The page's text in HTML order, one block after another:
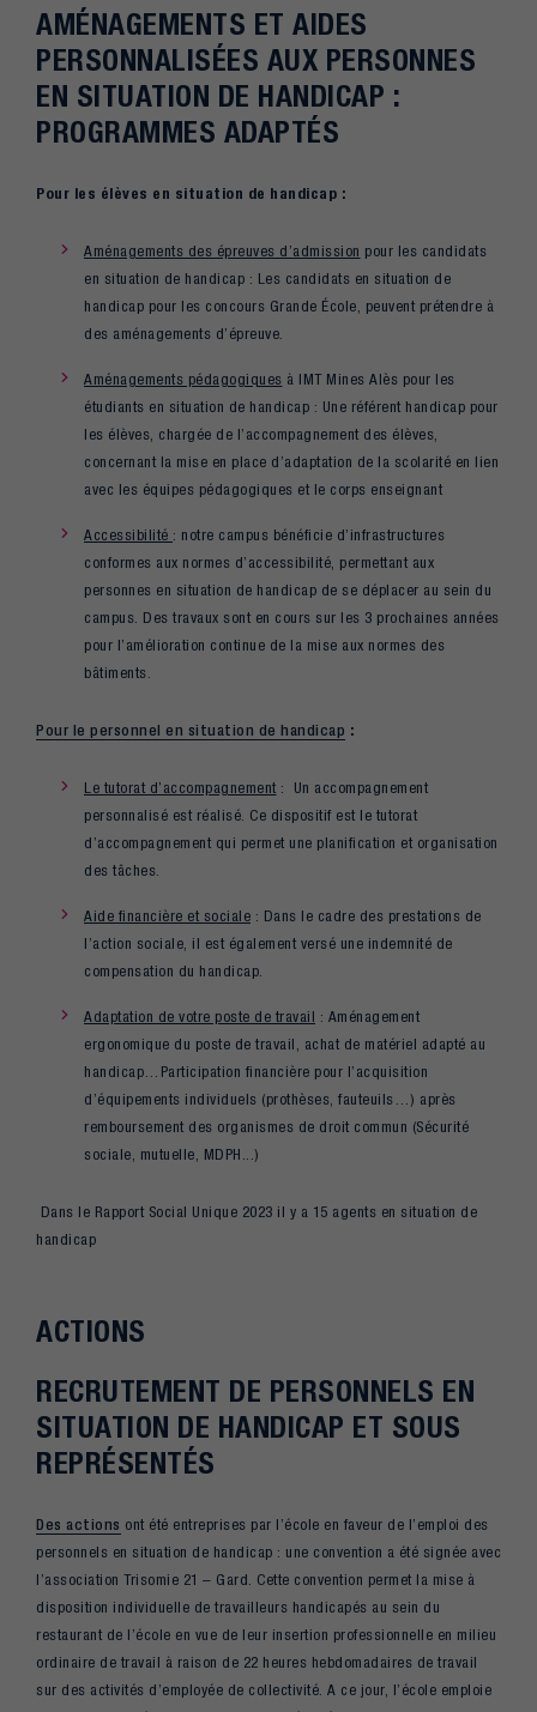
AMÉNAGEMENTS ET AIDES
PERSONNALISÉES AUX PERSONNES
EN SITUATION DE HANDICAP :
PROGRAMMES ADAPTÉS
Pour les élèves en situation de handicap :
Aménagements des épreuves d’admission pour les candidats
en situation de handicap : Les candidats en situation de
handicap pour les concours Grande École, peuvent prétendre à
des aménagements d’épreuve.
Aménagements pédagogiques à IMT Mines Alès pour les
étudiants en situation de handicap : Une référent handicap pour
les élèves, chargée de l’accompagnement des élèves,
concernant la mise en place d’adaptation de la scolarité en lien
avec les équipes pédagogiques et le corps enseignant
Accessibilité : notre campus bénéficie d’infrastructures
conformes aux normes d’accessibilité, permettant aux
personnes en situation de handicap de se déplacer au sein du
campus. Des travaux sont en cours sur les 3 prochaines années
pour l’amélioration continue de la mise aux normes des
bâtiments.
Pour le personnel en situation de handicap :
Le tutorat d’accompagnement : Un accompagnement
personnalisé est réalisé. Ce dispositif est le tutorat
d’accompagnement qui permet une planification et organisation
des tâches.
Aide financière et sociale : Dans le cadre des prestations de
l’action sociale, il est également versé une indemnité de
compensation du handicap.
Adaptation de votre poste de travail : Aménagement
ergonomique du poste de travail, achat de matériel adapté au
handicap…Participation financière pour l’acquisition
d’équipements individuels (prothèses, fauteuils…) après
remboursement des organismes de droit commun (Sécurité
sociale, mutuelle, MDPH...)
Dans le Rapport Social Unique 2023 il y a 15 agents en situation de
handicap
ACTIONS
RECRUTEMENT DE PERSONNELS EN
SITUATION DE HANDICAP ET SOUS
REPRÉSENTÉS
Des actions ont été entreprises par l’école en faveur de l’emploi des
personnels en situation de handicap : une convention a été signée avec
l’association Trisomie 21 – Gard. Cette convention permet la mise à
disposition individuelle de travailleurs handicapés au sein du
restaurant de l’école en vue de leur insertion professionnelle en milieu
ordinaire de travail à raison de 22 heures hebdomadaires de travail
sur des activités d’employée de collectivité. A ce jour, l’école emploie